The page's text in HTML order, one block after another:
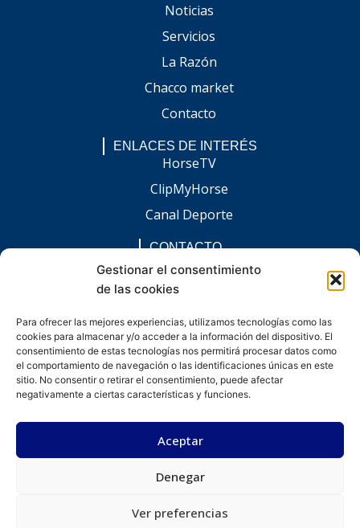
Gestionar el consentimiento
de las cookies
Para ofrecer las mejores experiencias, utilizamos tecnologías como las
cookies para almacenar y/o acceder a la información del dispositivo. El
consentimiento de estas tecnologías nos permitirá procesar datos como
el comportamiento de navegación o las identificaciones únicas en este
sitio. No consentir o retirar el consentimiento, puede afectar
negativamente a ciertas características y funciones.
Aceptar
Denegar
Ver preferencias
Noticias
Servicios
La Razón
Chacco market
Contacto
ENLACES DE INTERÉS
HorseTV
ClipMyHorse
Canal Deporte
CONTACTO
comunicacion@chaccoinfo.com
Presentes en todo el ámbito nacional
F
a
c
e
b
o
I
n
s
t
a
g
L
i
n
k
e
d
i
n
E
n
v
e
l
o
W
h
a
t
s
© Todos los derechos reservados.
Desarrollado por kitdigital.dev